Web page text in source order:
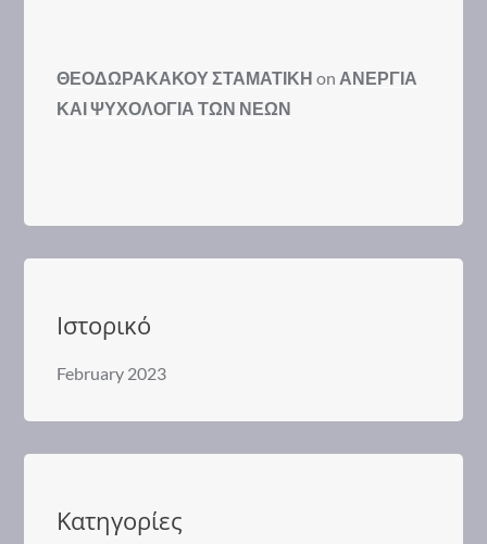
ΘΕΟΔΩΡΑΚΑΚΟΥ ΣΤΑΜΑΤΙΚΗ on ΑΝΕΡΓΙΑ
ΚΑΙ ΨΥΧΟΛΟΓΙΑ ΤΩΝ ΝΕΩΝ
Ιστορικό
February 2023
Kατηγορίες